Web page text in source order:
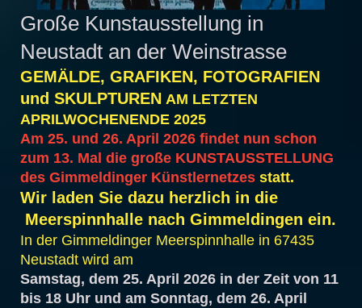
Große Kunstausstellung in
Neustadt an der Weinstrasse
GEMÄLDE, GRAFIKEN, FOTOGRAFIEN
und SKULPTUREN AM LETZTEN
APRILWOCHENENDE 2025
Am 25. und 26. April 2026 findet nun schon
zum 13. Mal die große KUNSTAUSSTELLUNG
des Gimmeldinger Künstlernetzes statt.
Wir laden Sie dazu herzlich in die
Meerspinnhalle nach Gimmeldingen ein.
In der Gimmeldinger Meerspinnhalle in 67435
Neustadt wird am
Samstag, dem 25. April 2026 in der Zeit von 11
bis 18 Uhr und am Sonntag, dem 26. April